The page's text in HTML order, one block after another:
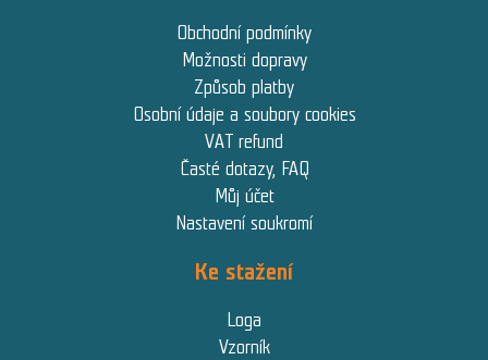
Obchodní podmínky
Možnosti dopravy
Způsob platby
Osobní údaje a soubory cookies
VAT refund
Časté dotazy, FAQ
Můj účet
Nastavení soukromí
Ke stažení
Loga
Vzorník